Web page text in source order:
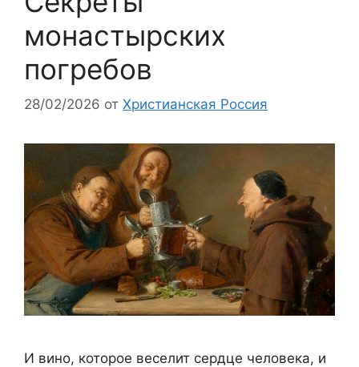
монастырских
погребов
28/02/2026 от Христианская Россия
И вино, которое веселит сердце человека, и